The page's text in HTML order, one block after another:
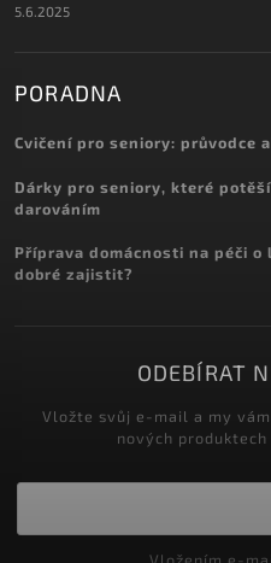
5.6.2025
PORADNA
Cvičení pro seniory: průvodce
Dárky pro seniory, které
darováním
Příprava domácnosti na péči o
dobré zajistit?
ODEBÍRAT
Vložte svůj e-mail a my
nových